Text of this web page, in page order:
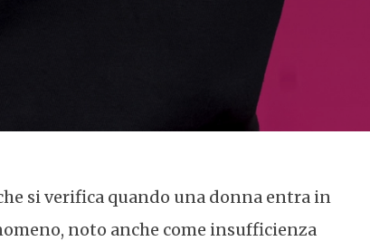
si verifica quando una donna entra in
noto anche come insufficienza